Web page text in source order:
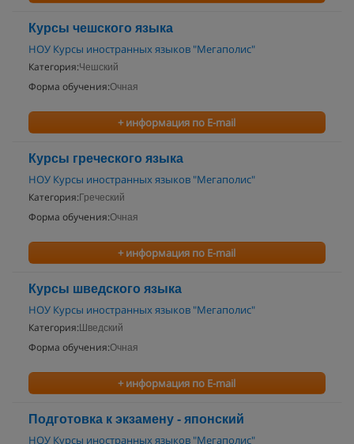
Курсы чешского языка
НОУ Курсы иностранных языков "Мегаполис"
Категория:Чешский
Форма обучения:Очная
+ информация по E-mail
Курсы греческого языка
НОУ Курсы иностранных языков "Мегаполис"
Категория: Греческий
Форма обучения:Очная
+ информация по E-mail
Курсы шведского языка
НОУ Курсы иностранных языков "Мегаполис"
Категория: Шведский
Форма обучения:Очная
+ информация по E-mail
Подготовка к экзамену - японский
НОУ Курсы иностранных языков "Мегаполис"